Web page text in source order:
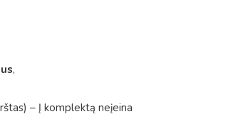
,
– Į komplektą neįeina